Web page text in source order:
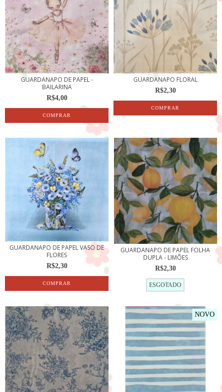
GUARDANAPO DE PAPEL -
BAILARINA
R$4,00
GUARDANAPO FLORAL
R$2,30
GUARDANAPO DE PAPEL VASO DE
FLORES
R$2,30
GUARDANAPO DE PAPEL FOLHA
DUPLA - LIMÕES
R$2,30
ESGOTADO
NOVO